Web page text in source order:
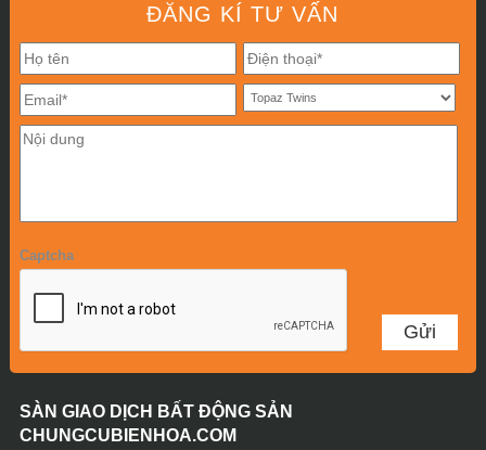
ĐĂNG KÍ TƯ VẤN
Captcha
SÀN GIAO DỊCH BẤT ĐỘNG SẢN
CHUNGCUBIENHOA.COM